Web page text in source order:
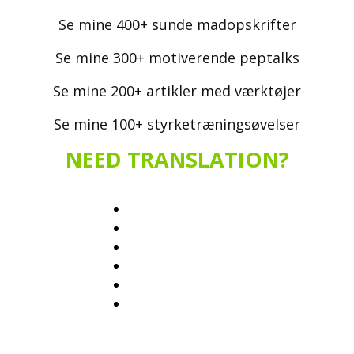
Se mine 400+ sunde madopskrifter
Se mine 300+ motiverende peptalks
Se mine 200+ artikler med værktøjer
Se mine 100+ styrketræningsøvelser
NEED TRANSLATION?